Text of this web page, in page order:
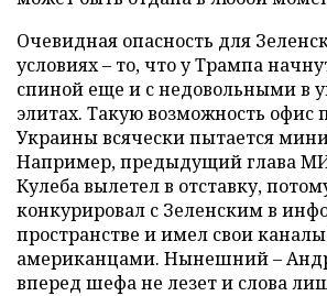
Очевидная опасность для
условиях – то, что у Трампа
спиной еще и с недовольными в
элитах. Такую возможность офис
Украины всячески пытается
Например, предыдущий глава
Кулеба вылетел в отставку,
конкурировал с Зеленским в
пространстве и имел свои каналы
американцами. Нынешний –
вперед шефа не лезет и слова